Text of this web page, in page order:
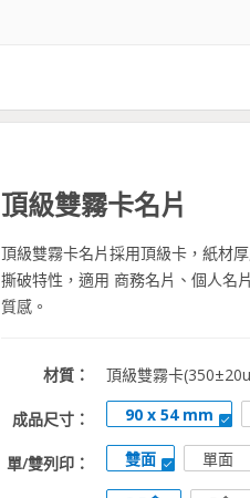
頂級雙霧卡名片
頂級雙霧卡名片採用頂級卡，紙材
撕破特性，適用 商務名片、個人名
質感。
材質： 頂級雙霧卡
成品尺寸： 90 x 54 mm
單/雙列印： 雙面 單面